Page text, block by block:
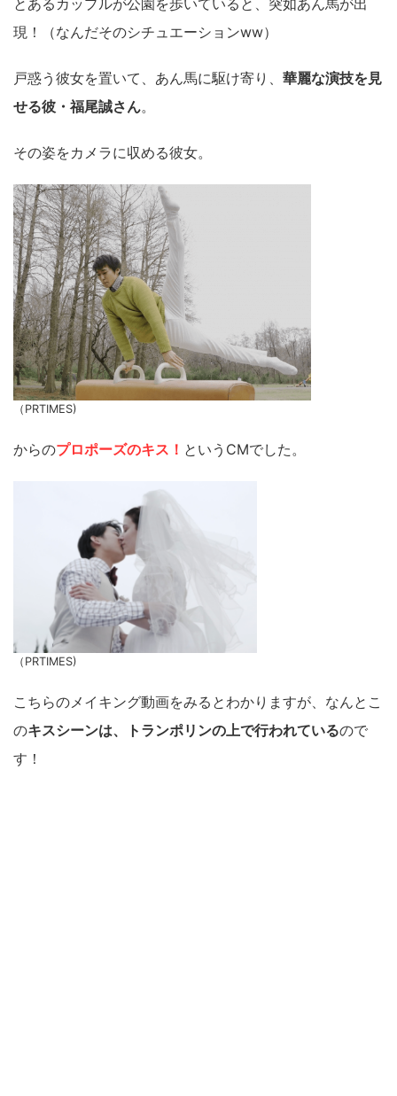
とあるカップルが公園を歩いていると、突如あん馬が出
現！（なんだそのシチュエーションww）
戸惑う彼女を置いて、あん馬に駆け寄り、 華麗な演技を見
せる彼・福尾誠さん。
その姿をカメラに収める彼女。
（PRTIMES)
からのプロポーズのキス！ というCMでした。
（PRTIMES)
こちらのメイキング動画をみるとわかりますが、なんとこ
のキスシーンは、トランポリンの上で行われているので
す！